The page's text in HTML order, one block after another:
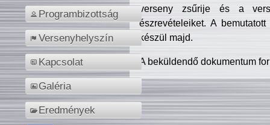
Programbizottság
Versenyhelyszín
Kapcsolat
Galéria
Eredmények
verseny zsűrije és a
észrevételeiket. A
készül majd.
A beküldendő dokumentum